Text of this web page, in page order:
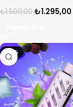
₺1.500,00 ₺1.295,00
-14%